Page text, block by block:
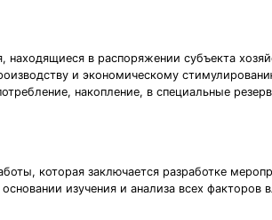
в распоряжении субъекта
и экономическому
накопление, в специальные
которая заключается разработке
изучения и анализа всех факторов